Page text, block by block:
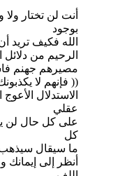
أنت لن تختار
بوجود
الله فكيف تريد
الرحيم من دلائل
مصيرهم جهنم
(( فإنهم لا
الاستدلال
عقلي
على كل حال لن
كل
ما سيقال
أنظر إلى